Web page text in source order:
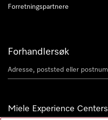
Forhandlersøk
Miele Experience Centers
Forretningspartnere